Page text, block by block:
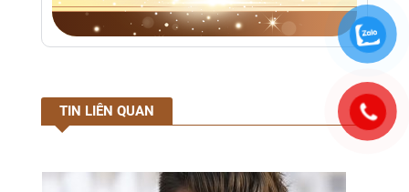
TIN LIÊN QUAN